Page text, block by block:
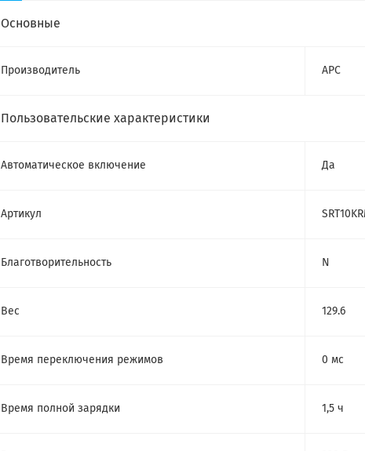
Основные
Производитель APC
Пользовательские характеристики
Автоматическое включение Да
Артикул
Благотворительность N
Вес 129.6
Время переключения режимов 0 мс
Время полной зарядки 1,5 ч